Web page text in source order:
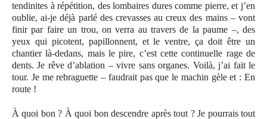
tendinites à répétition, des lombaires dures comme pierre, et j’en
oublie, ai-je déjà parlé des crevasses au creux des mains – vont
finir par faire un trou, on verra au travers de la paume –, des
yeux qui picotent, papillonnent, et le ventre, ça doit être un
chantier là-dedans, mais le pire, c’est cette continuelle rage de
dents. Je rêve d’ablation – vivre sans organes. Voilà, j’ai fait le
tour. Je me rebraguette – faudrait pas que le machin gèle et : En
route !
À quoi bon ? À quoi bon descendre après tout ? Je pourrais tout